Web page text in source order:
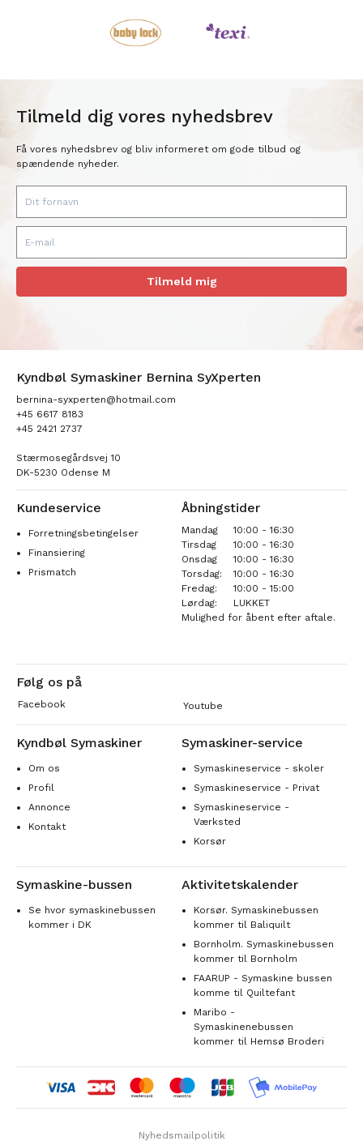
Tilmeld dig vores nyhedsbrev
Få vores nyhedsbrev og bliv informeret om gode tilbud og
spændende nyheder.
Tilmeld mig
Kyndbøl Symaskiner Bernina SyXperten
bernina-syxperten@hotmail.com
+45 6617 8183
+45 2421 2737
Stærmosegårdsvej 10
DK-5230 Odense M
Kundeservice
Forretningsbetingelser
Finansiering
Prismatch
Åbningstider
Mandag
10:00 - 16:30
Tirsdag
10:00 - 16:30
Onsdag
10:00 - 16:30
Torsdag:
10:00 - 16:30
Fredag:
10:00 - 15:00
Lørdag:
LUKKET
Mulighed for åbent efter aftale.
Følg os på
Facebook Youtube
Kyndbøl Symaskiner
Om os
Profil
Annonce
Kontakt
Symaskiner-service
Symaskineservice - skoler
Symaskineservice - Privat
Symaskineservice -
Værksted
Korsør
Symaskine-bussen
Se hvor symaskinebussen
kommer i DK
Aktivitetskalender
Korsør. Symaskinebussen
kommer til Baliquilt
Bornholm. Symaskinebussen
kommer til Bornholm
FAARUP - Symaskine bussen
komme til Quiltefant
Maribo -
Symaskinenebussen
kommer til Hemsø Broderi
Nyhedsmailpolitik